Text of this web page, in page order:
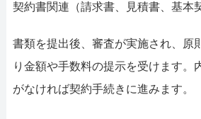
契約書関連（請求書、見積書、基本
書類を提出後、審査が実施され、原
り金額や手数料の提示を受けます。
がなければ契約手続きに進みます。